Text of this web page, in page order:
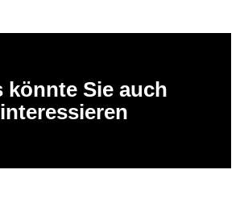
könnte Sie auch
interessieren